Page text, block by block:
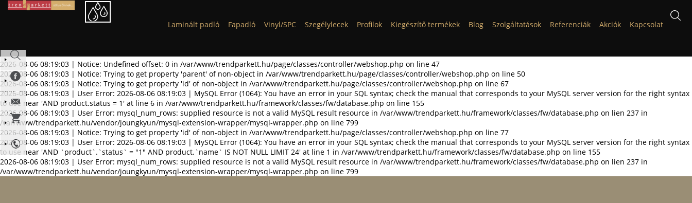
2026-08-06 08:19:03 | Notice: Undefined offset: 0 in /var/www/trendparkett.hu/page/classes/controller/webshop.php on line 47
2026-08-06 08:19:03 | Notice: Trying to get property 'parent' of non-object in /var/www/trendparkett.hu/page/classes/controller/webshop.php on line 50
2026-08-06 08:19:03 | Notice: Trying to get property 'id' of non-object in /var/www/trendparkett.hu/page/classes/controller/webshop.php on line 67
2026-08-06 08:19:03 | User Error: 2026-08-06 08:19:03 | MySQL Error (1064): You have an error in your SQL syntax; check the manual that corresponds to your MySQL server version for the right syntax
to use near 'AND product.status = 1' at line 6 in /var/www/trendparkett.hu/framework/classes/fw/database.php on line 155
2026-08-06 08:19:03 | User Error: mysql_num_rows: supplied resource is not a valid MySQL result resource in /var/www/trendparkett.hu/framework/classes/fw/database.php on lien 237 in
/var/www/trendparkett.hu/vendor/joungkyun/mysql-extension-wrapper/mysql-wrapper.php on line 799
2026-08-06 08:19:03 | Notice: Trying to get property 'id' of non-object in /var/www/trendparkett.hu/page/classes/controller/webshop.php on line 77
2026-08-06 08:19:03 | User Error: 2026-08-06 08:19:03 | MySQL Error (1064): You have an error in your SQL syntax; check the manual that corresponds to your MySQL server version for the right syntax
to use near 'AND `product`.`status` = "1" AND product.`name` IS NOT NULL LIMIT 24' at line 1 in /var/www/trendparkett.hu/framework/classes/fw/database.php on line 155
2026-08-06 08:19:03 | User Error: mysql_num_rows: supplied resource is not a valid MySQL result resource in /var/www/trendparkett.hu/framework/classes/fw/database.php on lien 237 in
/var/www/trendparkett.hu/vendor/joungkyun/mysql-extension-wrapper/mysql-wrapper.php on line 799
Laminált padló Fapadló Vinyl/SPC Szegélylecek Profilok Kiegészítő termékek Blog Szolgáltatások Referenciák Akciók Kapcsolat